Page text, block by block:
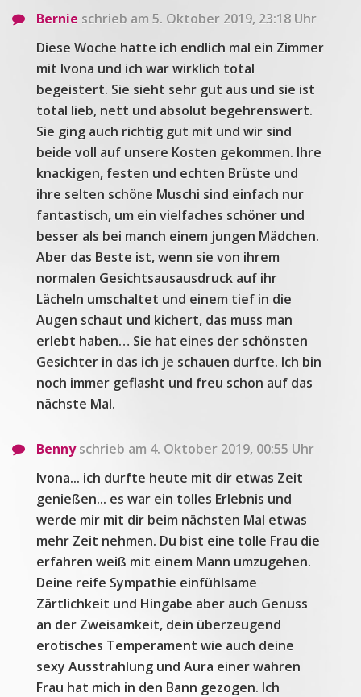
Bernie schrieb am 5. Oktober 2019, 23:18 Uhr
Diese Woche hatte ich endlich mal ein Zimmer
mit Ivona und ich war wirklich total
begeistert. Sie sieht sehr gut aus und sie ist
total lieb, nett und absolut begehrenswert.
Sie ging auch richtig gut mit und wir sind
beide voll auf unsere Kosten gekommen. Ihre
knackigen, festen und echten Brüste und
ihre selten schöne Muschi sind einfach nur
fantastisch, um ein vielfaches schöner und
besser als bei manch einem jungen Mädchen.
Aber das Beste ist, wenn sie von ihrem
normalen Gesichtsausausdruck auf ihr
Lächeln umschaltet und einem tief in die
Augen schaut und kichert, das muss man
erlebt haben… Sie hat eines der schönsten
Gesichter in das ich je schauen durfte. Ich bin
noch immer geflasht und freu schon auf das
nächste Mal.
Bennyschrieb am 4. Oktober 2019, 00:55 Uhr
Ivona... ich durfte heute mit dir etwas Zeit
genießen... es war ein tolles Erlebnis und
werde mir mit dir beim nächsten Mal etwas
mehr Zeit nehmen. Du bist eine tolle Frau die
erfahren weiß mit einem Mann umzugehen.
Deine reife Sympathie einfühlsame
Zärtlichkeit und Hingabe aber auch Genuss
an der Zweisamkeit, dein überzeugend
erotisches Temperament wie auch deine
sexy Ausstrahlung und Aura einer wahren
Frau hat mich in den Bann gezogen. Ich